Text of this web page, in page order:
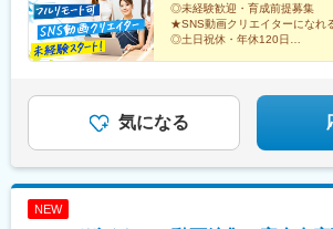
◎未経験歓迎・育成前提募集
★SNS動画クリエイターになれ
◎土日祝休・年休120日
動画クリエイターのスキルをイ
を作る第一人者に！
気になる
NEW